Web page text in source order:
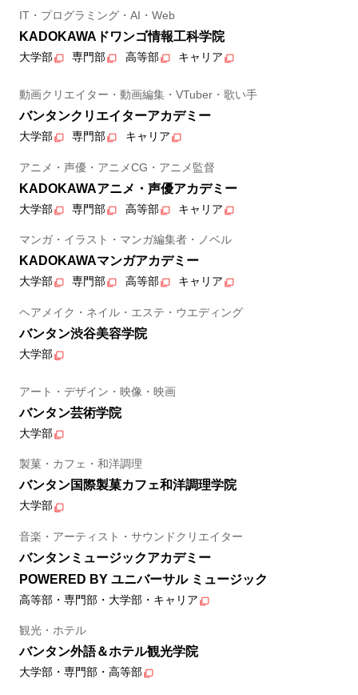
IT・プログラミング・AI・Web
KADOKAWAドワンゴ情報工科学院
大学部 専門部 高等部 キャリア
動画クリエイター・動画編集・VTuber・歌い手
バンタンクリエイターアカデミー
大学部 専門部 キャリア
アニメ・声優・アニメCG・アニメ監督
KADOKAWAアニメ・声優アカデミー
大学部 専門部 高等部 キャリア
マンガ・イラスト・マンガ編集者・ノベル
KADOKAWAマンガアカデミー
大学部 専門部 高等部 キャリア
ヘアメイク・ネイル・エステ・ウエディング
バンタン渋谷美容学院
大学部
アート・デザイン・映像・映画
バンタン芸術学院
大学部
製菓・カフェ・和洋調理
バンタン国際製菓カフェ和洋調理学院
大学部
音楽・アーティスト・サウンドクリエイター
バンタンミュージックアカデミー
POWERED BY ユニバーサル ミュージック
高等部・専門部・大学部・キャリア
観光・ホテル
バンタン外語＆ホテル観光学院
大学部・専門部・高等部